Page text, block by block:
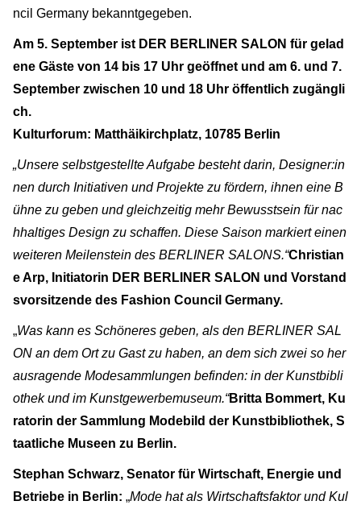
ncil Germany bekanntgegeben.
Am 5. September ist DER BERLINER SALON für gelad
ene Gäste von 14 bis 17 Uhr geöffnet und am 6. und 7.
September zwischen 10 und 18 Uhr öffentlich zugängli
ch.
Kulturforum: Matthäikirchplatz, 10785 Berlin
„Unsere selbstgestellte Aufgabe besteht darin, Designer:in
nen durch Initiativen und Projekte zu fördern, ihnen eine B
ühne zu geben und gleichzeitig mehr Bewusstsein für nac
hhaltiges Design zu schaffen. Diese Saison markiert einen
weiteren Meilenstein des BERLINER SALONS.“Christian
e Arp, Initiatorin DER BERLINER SALON und Vorstand
svorsitzende des Fashion Council Germany.
„Was kann es Schöneres geben, als den BERLINER SAL
ON an dem Ort zu Gast zu haben, an dem sich zwei so her
ausragende Modesammlungen befinden: in der Kunstbibli
othek und im Kunstgewerbemuseum.“Britta Bommert, Ku
ratorin der Sammlung Modebild der Kunstbibliothek, S
taatliche Museen zu Berlin.
Stephan Schwarz, Senator für Wirtschaft, Energie und
Betriebe in Berlin: „Mode hat als Wirtschaftsfaktor und Kul